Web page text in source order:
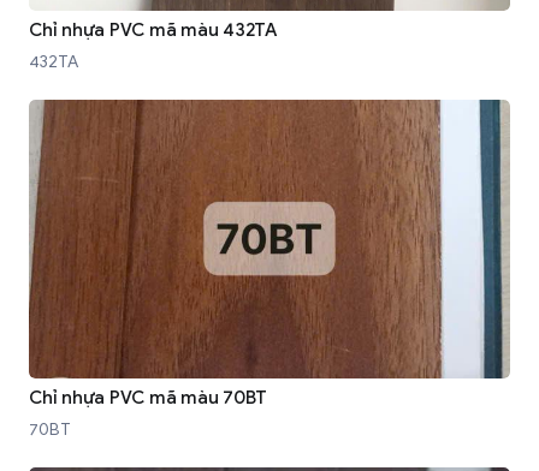
Chỉ nhựa PVC mã màu 432TA
432TA
Chỉ nhựa PVC mã màu 70BT
70BT